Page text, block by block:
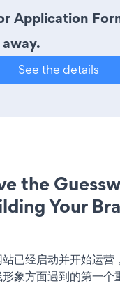
Application
See the details
the
Your
已经启动并开始运营
象方面遇到的第一个